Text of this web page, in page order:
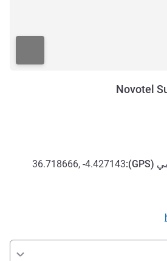
Novotel
(
GPS
):
36.718666, -4.427143